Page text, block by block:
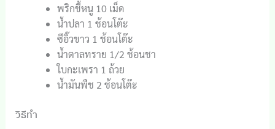
พริกขี้หนู 10 เม็ด
น้ำปลา 1 ช้อนโต๊ะ
ซีอิ๊วขาว 1 ช้อนโต๊ะ
น้ำตาลทราย 1/2 ช้อนชา
ใบกะเพรา 1 ถ้วย
น้ำมันพืช 2 ช้อนโต๊ะ
วิธีทำ